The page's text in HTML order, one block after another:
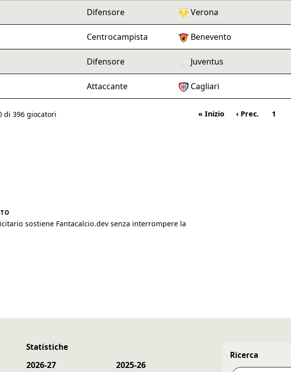
Difensore Verona
Centrocampista Benevento
Difensore Juventus
Attaccante Cagliari
di 396 giocatori « Inizio ‹ Prec. 1
sostiene Fantacalcio.dev senza interrompere la
Statistiche
2026-27 2025-26
Ricerca